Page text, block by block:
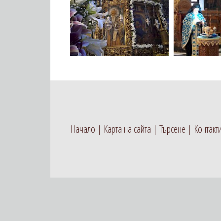
Начало Карта на сайта Търсене